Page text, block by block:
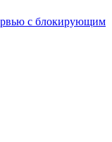
с блокирующим